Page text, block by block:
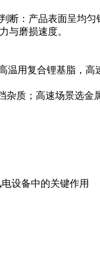
断：产品表面呈均
与磨损速度。
用复合锂基脂，
杂质；高速场景选金
设备中的关键作用